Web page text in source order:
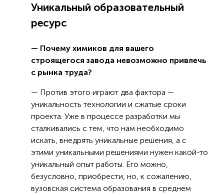
Уникальный образовательный
ресурс
— Почему химиков для вашего
строящегося завода невозможно привлечь
с рынка труда?
— Против этого играют два фактора —
уникальность технологии и сжатые сроки
проекта. Уже в процессе разработки мы
сталкивались с тем, что нам необходимо
искать, внедрять уникальные решения, а с
этими уникальными решениями нужен какой-то
уникальный опыт работы. Его можно,
безусловно, приобрести, но, к сожалению,
вузовская система образования в среднем